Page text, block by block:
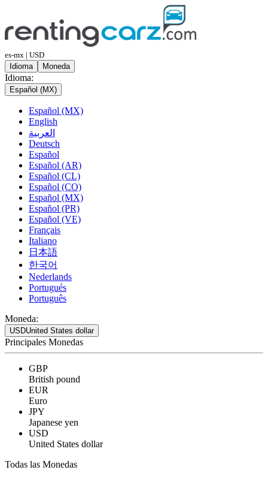
es-mx | USD
Idioma
Moneda
Idioma:
Español (MX)
Español (MX)
English
العربية
Deutsch
Español
Español (AR)
Español (CL)
Español (CO)
Español (MX)
Español (PR)
Español (VE)
Français
Italiano
日本語
한국어
Nederlands
Portugués
Português
Moneda:
USDUnited States dollar
Principales Monedas
GBP
British pound
EUR
Euro
JPY
Japanese yen
USD
United States dollar
Todas las Monedas